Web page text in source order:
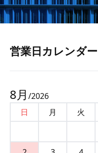
営業⽇カレンダー
8月 /2026
日
月 火